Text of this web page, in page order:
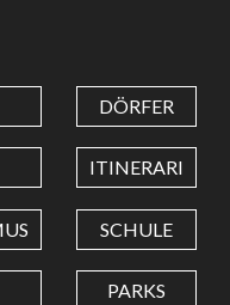
DÖRFER
ITINERARI
SCHULE
PARKS